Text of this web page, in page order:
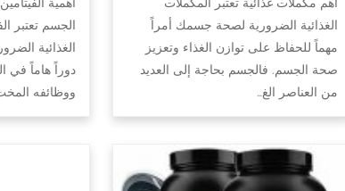
الغذائية الضرورية لصحة جسمك أمراً
مهماً للحفاظ على توازن الغذاء وتعزيز
صحة الجسم. فالجسم بحاجة إلى العديد
من العناصر الغ…
الجسم تعتبر
الغذائية
دوراً هاماً
ووظائفه